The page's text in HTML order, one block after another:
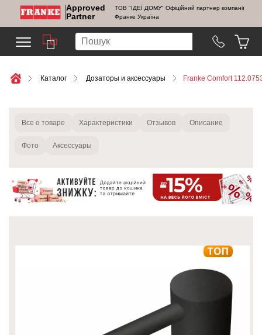
Approved
Partner
ТОВ "ІДЕЇ ДОМУ" Офіційний партнер компанії
Франке Україна
Каталог Дозаторы и аксессуары Franke Comfort
Все о товаре Характеристики Отзывов Описание
Фото Аксессуары